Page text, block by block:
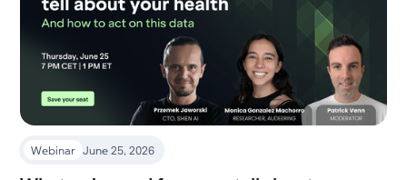
Webinar June 25, 2026